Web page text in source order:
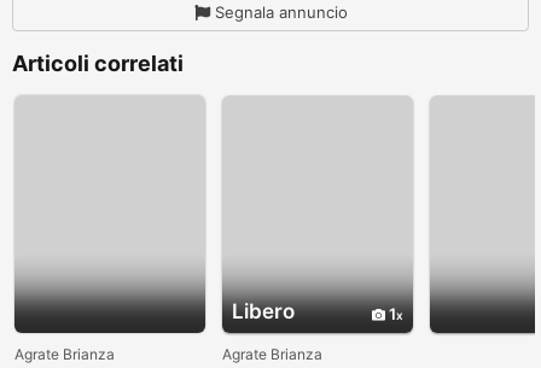
Segnala annuncio
Articoli correlati
Agrate Brianza
Libero 1
Agrate Brianza